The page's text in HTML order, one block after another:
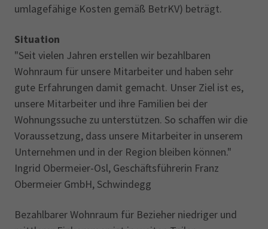
umlagefähige Kosten gemäß BetrKV) beträgt.
Situation
"Seit vielen Jahren erstellen wir bezahlbaren
Wohnraum für unsere Mitarbeiter und haben sehr
gute Erfahrungen damit gemacht. Unser Ziel ist es,
unsere Mitarbeiter und ihre Familien bei der
Wohnungssuche zu unterstützen. So schaffen wir die
Voraussetzung, dass unsere Mitarbeiter in unserem
Unternehmen und in der Region bleiben können."
Ingrid Obermeier-Osl, Geschäftsführerin Franz
Obermeier GmbH, Schwindegg
Bezahlbarer Wohnraum für Bezieher niedriger und